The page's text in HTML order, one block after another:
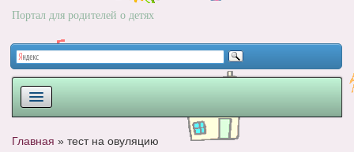
Портал для родителей о детях
Главная » тест на овуляцию